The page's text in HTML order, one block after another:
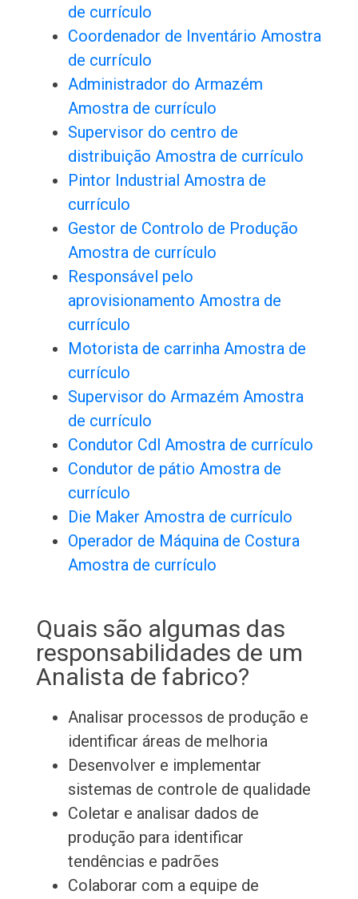
de currículo
Coordenador de Inventário Amostra
de currículo
Administrador do Armazém
Amostra de currículo
Supervisor do centro de
distribuição Amostra de currículo
Pintor Industrial Amostra de
currículo
Gestor de Controlo de Produção
Amostra de currículo
Responsável pelo
aprovisionamento Amostra de
currículo
Motorista de carrinha Amostra de
currículo
Supervisor do Armazém Amostra
de currículo
Condutor Cdl Amostra de currículo
Condutor de pátio Amostra de
currículo
Die Maker Amostra de currículo
Operador de Máquina de Costura
Amostra de currículo
Quais são algumas das
responsabilidades de um
Analista de fabrico?
Analisar processos de produção e
identificar áreas de melhoria
Desenvolver e implementar
sistemas de controle de qualidade
Coletar e analisar dados de
produção para identificar
tendências e padrões
Colaborar com a equipe de